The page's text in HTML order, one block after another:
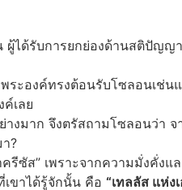
ด้รับการยกย่องด้านสติปัญญ
ระองค์ทรงต้อนรับโซลอนเ
เลย
งมาก จึงตรัสถามโซลอนว่
?
รีซัส” เพราะจากความมั่งคั่งแ
ขาได้รู้จักนั้น คือ “เทลลัส แห่ง